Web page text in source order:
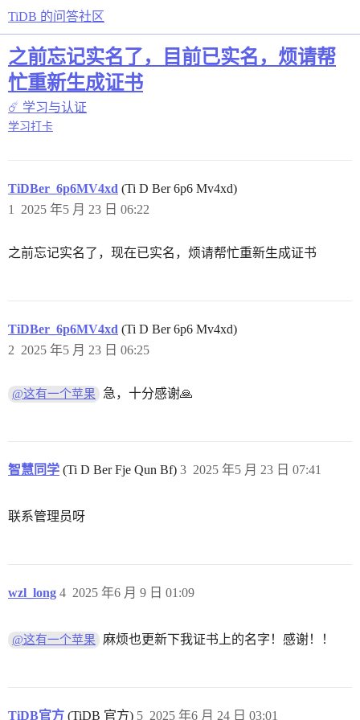
TiDB 的问答社区
之前忘记实名了，目前已实名，烦请帮
忙重新生成证书
☄️ 学习与认证
学习打卡
TiDBer_6p6MV4xd (Ti D Ber 6p6 Mv4xd)
2025 年5 月 23 日 06:22
1
之前忘记实名了，现在已实名，烦请帮忙重新生成证书
TiDBer_6p6MV4xd (Ti D Ber 6p6 Mv4xd)
2025 年5 月 23 日 06:25
2
@这有一个苹果 急，十分感谢🙏
智慧同学 (Ti D Ber Fje Qun Bf) 2025 年5 月 23 日 07:41
3
联系管理员呀
wzl_long 2025 年6 月 9 日 01:09
4
@这有一个苹果 麻烦也更新下我证书上的名字！感谢！！
TiDB官方 (TiDB 官方) 2025 年6 月 24 日 03:01
5